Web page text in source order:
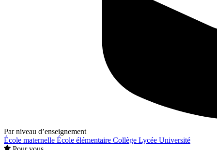
Par niveau d’enseignement
École maternelle École élémentaire Collège Lycée Université